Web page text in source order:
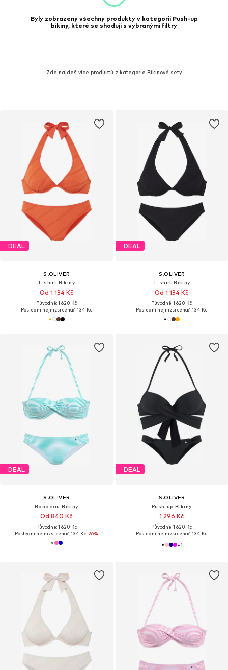
Byly zobrazeny všechny produkty v kategorii Push-up
bikiny, které se shodují s vybranými filtry
Zde najdeš více produktů z kategorie Bikinové sety
DEAL
S.OLIVER
T-shirt Bikiny
Od 1 134 Kč
Původně: 1 620 Kč
Poslední nejnižší cena:1 134 Kč
DEAL
S.OLIVER
T-shirt Bikiny
Od 1 134 Kč
Původně: 1 620 Kč
Poslední nejnižší cena:1 134 Kč
DEAL
S.OLIVER
Bandeau Bikiny
Od 840 Kč
Původně: 1 620 Kč
Poslední nejnižší cena:1 134 Kč-26%
DEAL
S.OLIVER
Push-up Bikiny
1 296 Kč
Původně: 1 620 Kč
Poslední nejnižší cena:1 134 Kč
+1